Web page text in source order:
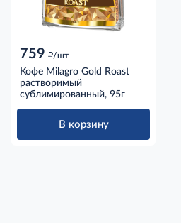
759 д/шт
Кофе Milagro Gold Roast
растворимый
сублимированный, 95г
В корзину